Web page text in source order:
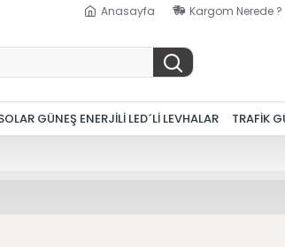
Anasayfa Kargom Nerede ?
GÜNEŞ ENERJİLİ LED´Lİ LEVHALAR TRAFİK